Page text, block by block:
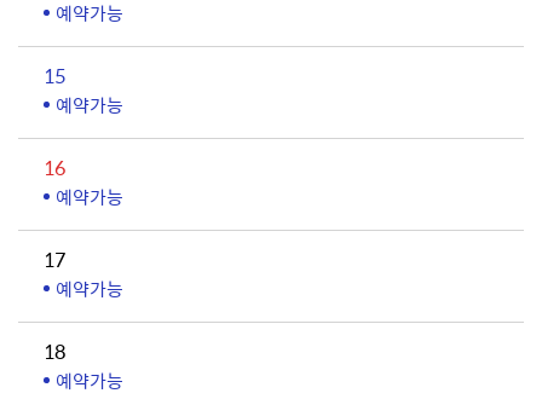
예약가능
15
예약가능
16
예약가능
17
예약가능
18
예약가능